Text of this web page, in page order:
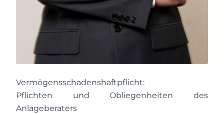
Vermögensschadenshaftpflicht:
Pflichten und Obliegenheiten des
Anlageberaters